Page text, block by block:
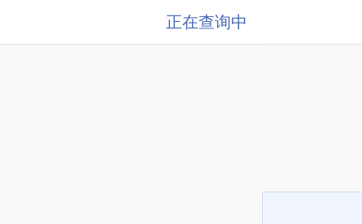
正在查询中